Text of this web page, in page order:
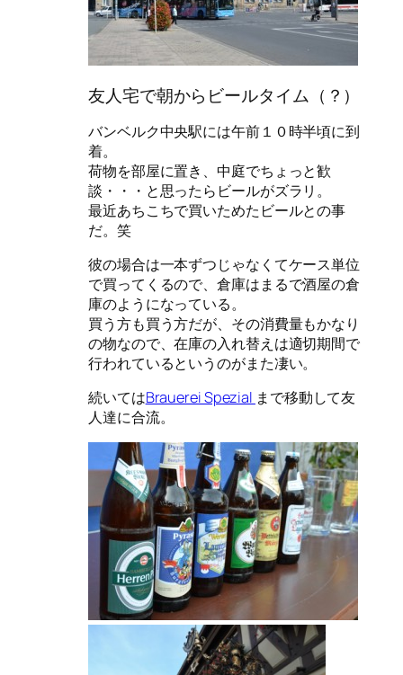
友人宅で朝からビールタイム（？）
バンベルク中央駅には午前１０時半頃に到
着。
荷物を部屋に置き、中庭でちょっと歓
談・・・と思ったらビールがズラリ。
最近あちこちで買いためたビールとの事
だ。笑
彼の場合は一本ずつじゃなくてケース単位
で買ってくるので、倉庫はまるで酒屋の倉
庫のようになっている。
買う方も買う方だが、その消費量もかなり
の物なので、在庫の入れ替えは適切期間で
行われているというのがまた凄い。
続いてはBrauerei Spezial まで移動して友
人達に合流。